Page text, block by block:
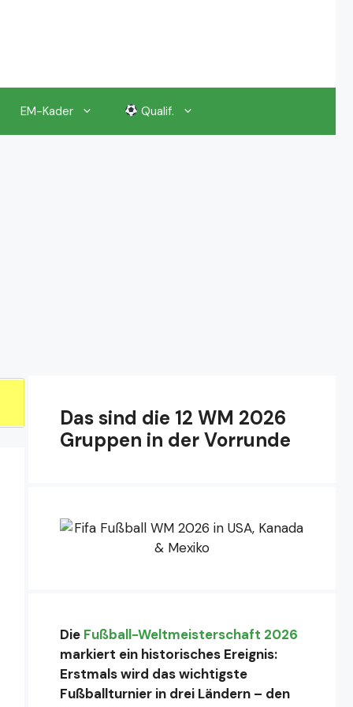
EM-Kader Qualif.
Das sind die 12 WM 2026
Gruppen in der Vorrunde
Die Fußball-Weltmeisterschaft 2026
markiert ein historisches Ereignis:
Erstmals wird das wichtigste
Fußballturnier in drei Ländern – den